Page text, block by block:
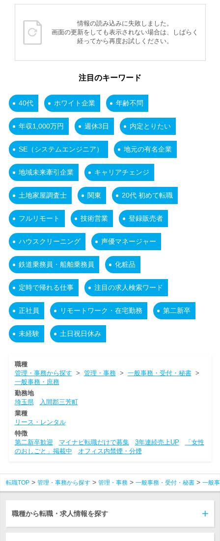
情報の読み込みに失敗しました。
画面の更新をしても表示されない場合は、しばらく
経ってから再度お試しください。
注目のキーワード
40代 ホワイト企業 年齢不問
年収1,000万円 週休3日 内定とりたい
SE（システムエンジニア） 地元の有名企業
地域未来牽引企業 キャリアチェンジ
土地家屋調査士 関東 20代 初めて転職
フルリモート 技術営業 登録販売者
ハウスクリーニング 声優マネージャー
鉄道乗務員・船舶乗務員 化粧品
定時で帰れる仕事 注目の求人検索ワード
正社員 リモートワーク・在宅勤務 第二新卒
未経験 土日祝日休み
職種
管理・事務から探す > 管理・事務> 一般事務・受付・秘書>
一般事務・庶務
勤務地
埼玉県
入間郡三芳町
業種
リース・レンタル
特徴
第二新卒歓迎
マイナビ転職だけで募集 3年連続売上UP
「女性
のおしごと」掲載中
オフィス内禁煙・分煙
転職TOP 管理・事務から探す 管理・事務 一般事務・受付・秘書 一般
職種から転職・求人情報を探す